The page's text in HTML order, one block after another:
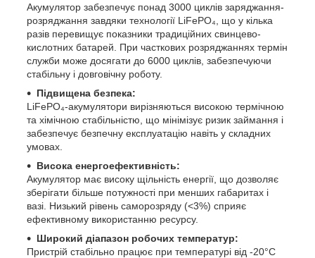
Акумулятор забезпечує понад 3000 циклів заряджання-
розряджання завдяки технології LiFePO₄, що у кілька
разів перевищує показники традиційних свинцево-
кислотних батарей. При часткових розряджаннях термін
служби може досягати до 6000 циклів, забезпечуючи
стабільну і довговічну роботу.
Підвищена безпека:
LiFePO₄-акумулятори вирізняються високою термічною
та хімічною стабільністю, що мінімізує ризик займання і
забезпечує безпечну експлуатацію навіть у складних
умовах.
Висока енергоефективність:
Акумулятор має високу щільність енергії, що дозволяє
зберігати більше потужності при менших габаритах і
вазі. Низький рівень саморозряду (<3%) сприяє
ефективному використанню ресурсу.
Широкий діапазон робочих температур:
Пристрій стабільно працює при температурі від -20°C